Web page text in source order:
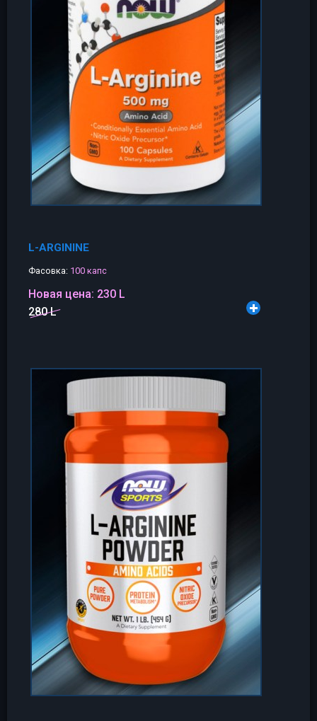
L-ARGININE
Фасовка: 100 капс
Новая цена: 230 L
280 L